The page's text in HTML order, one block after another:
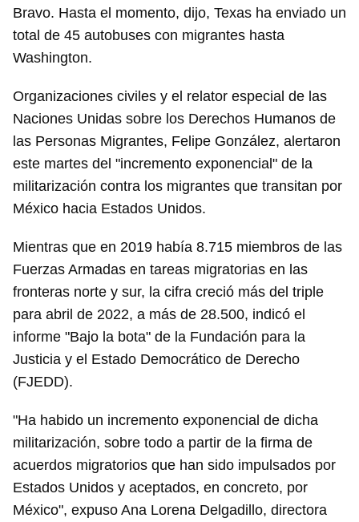
Guardar como favorito
Para poder guardar como favorito, primero has de
iniciar sesión con tu cuenta de 14ymedio.
Bravo. Hasta el momento, dijo, Texas ha enviado un
total de 45 autobuses con migrantes hasta
Washington.
Organizaciones civiles y el relator especial de las
Naciones Unidas sobre los Derechos Humanos de
las Personas Migrantes, Felipe González, alertaron
este martes del "incremento exponencial" de la
militarización contra los migrantes que transitan por
México hacia Estados Unidos.
Mientras que en 2019 había 8.715 miembros de las
Fuerzas Armadas en tareas migratorias en las
fronteras norte y sur, la cifra creció más del triple
para abril de 2022, a más de 28.500, indicó el
informe "Bajo la bota" de la Fundación para la
Justicia y el Estado Democrático de Derecho
(FJEDD).
"Ha habido un incremento exponencial de dicha
militarización, sobre todo a partir de la firma de
acuerdos migratorios que han sido impulsados por
Estados Unidos y aceptados, en concreto, por
México", expuso Ana Lorena Delgadillo, directora